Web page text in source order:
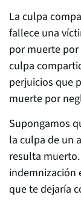
La culpa
fallece una
por muerte por
culpa
perjuicios que
muerte por
Supongamos
la culpa de un
resulta
indemnización
que te dejaría